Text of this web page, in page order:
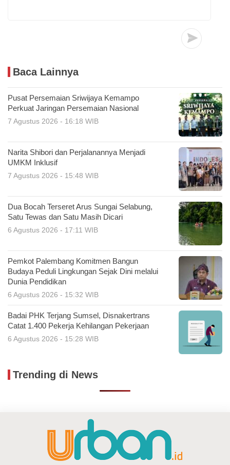
Baca Lainnya
Pusat Persemaian Sriwijaya Kemampo
Perkuat Jaringan Persemaian Nasional
7 Agustus 2026 - 16:18 WIB
Narita Shibori dan Perjalanannya Menjadi
UMKM Inklusif
7 Agustus 2026 - 15:48 WIB
Dua Bocah Terseret Arus Sungai Selabung,
Satu Tewas dan Satu Masih Dicari
6 Agustus 2026 - 17:11 WIB
Pemkot Palembang Komitmen Bangun
Budaya Peduli Lingkungan Sejak Dini melalui
Dunia Pendidikan
6 Agustus 2026 - 15:32 WIB
Badai PHK Terjang Sumsel, Disnakertrans
Catat 1.400 Pekerja Kehilangan Pekerjaan
6 Agustus 2026 - 15:28 WIB
Trending di News